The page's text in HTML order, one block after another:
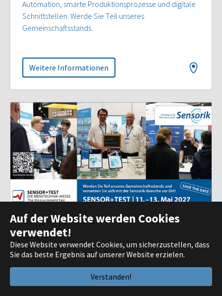
Auf der Website werden Cookies
verwendet!
Diese Website verwendet Cookies, um sicherzustellen, dass
Sie das beste Ergebnis auf unserer Website erzielen.
Verstanden!
Automation, smarte Produktionsprozesse und digitale
Schnittstellen. Werde Sie Teil unseres
Gemeinschaftsstands.
Weitere Informationen
SENSOR+TEST 2027
Von: 11.05.2027 | 10:00 Uhr
Bis: 13.05.2027 | 17:00 Uhr
Wir sind mit unserem Gemeinschaftsstand des
bayerischen Sensorik-Ökosystems natürlich auch